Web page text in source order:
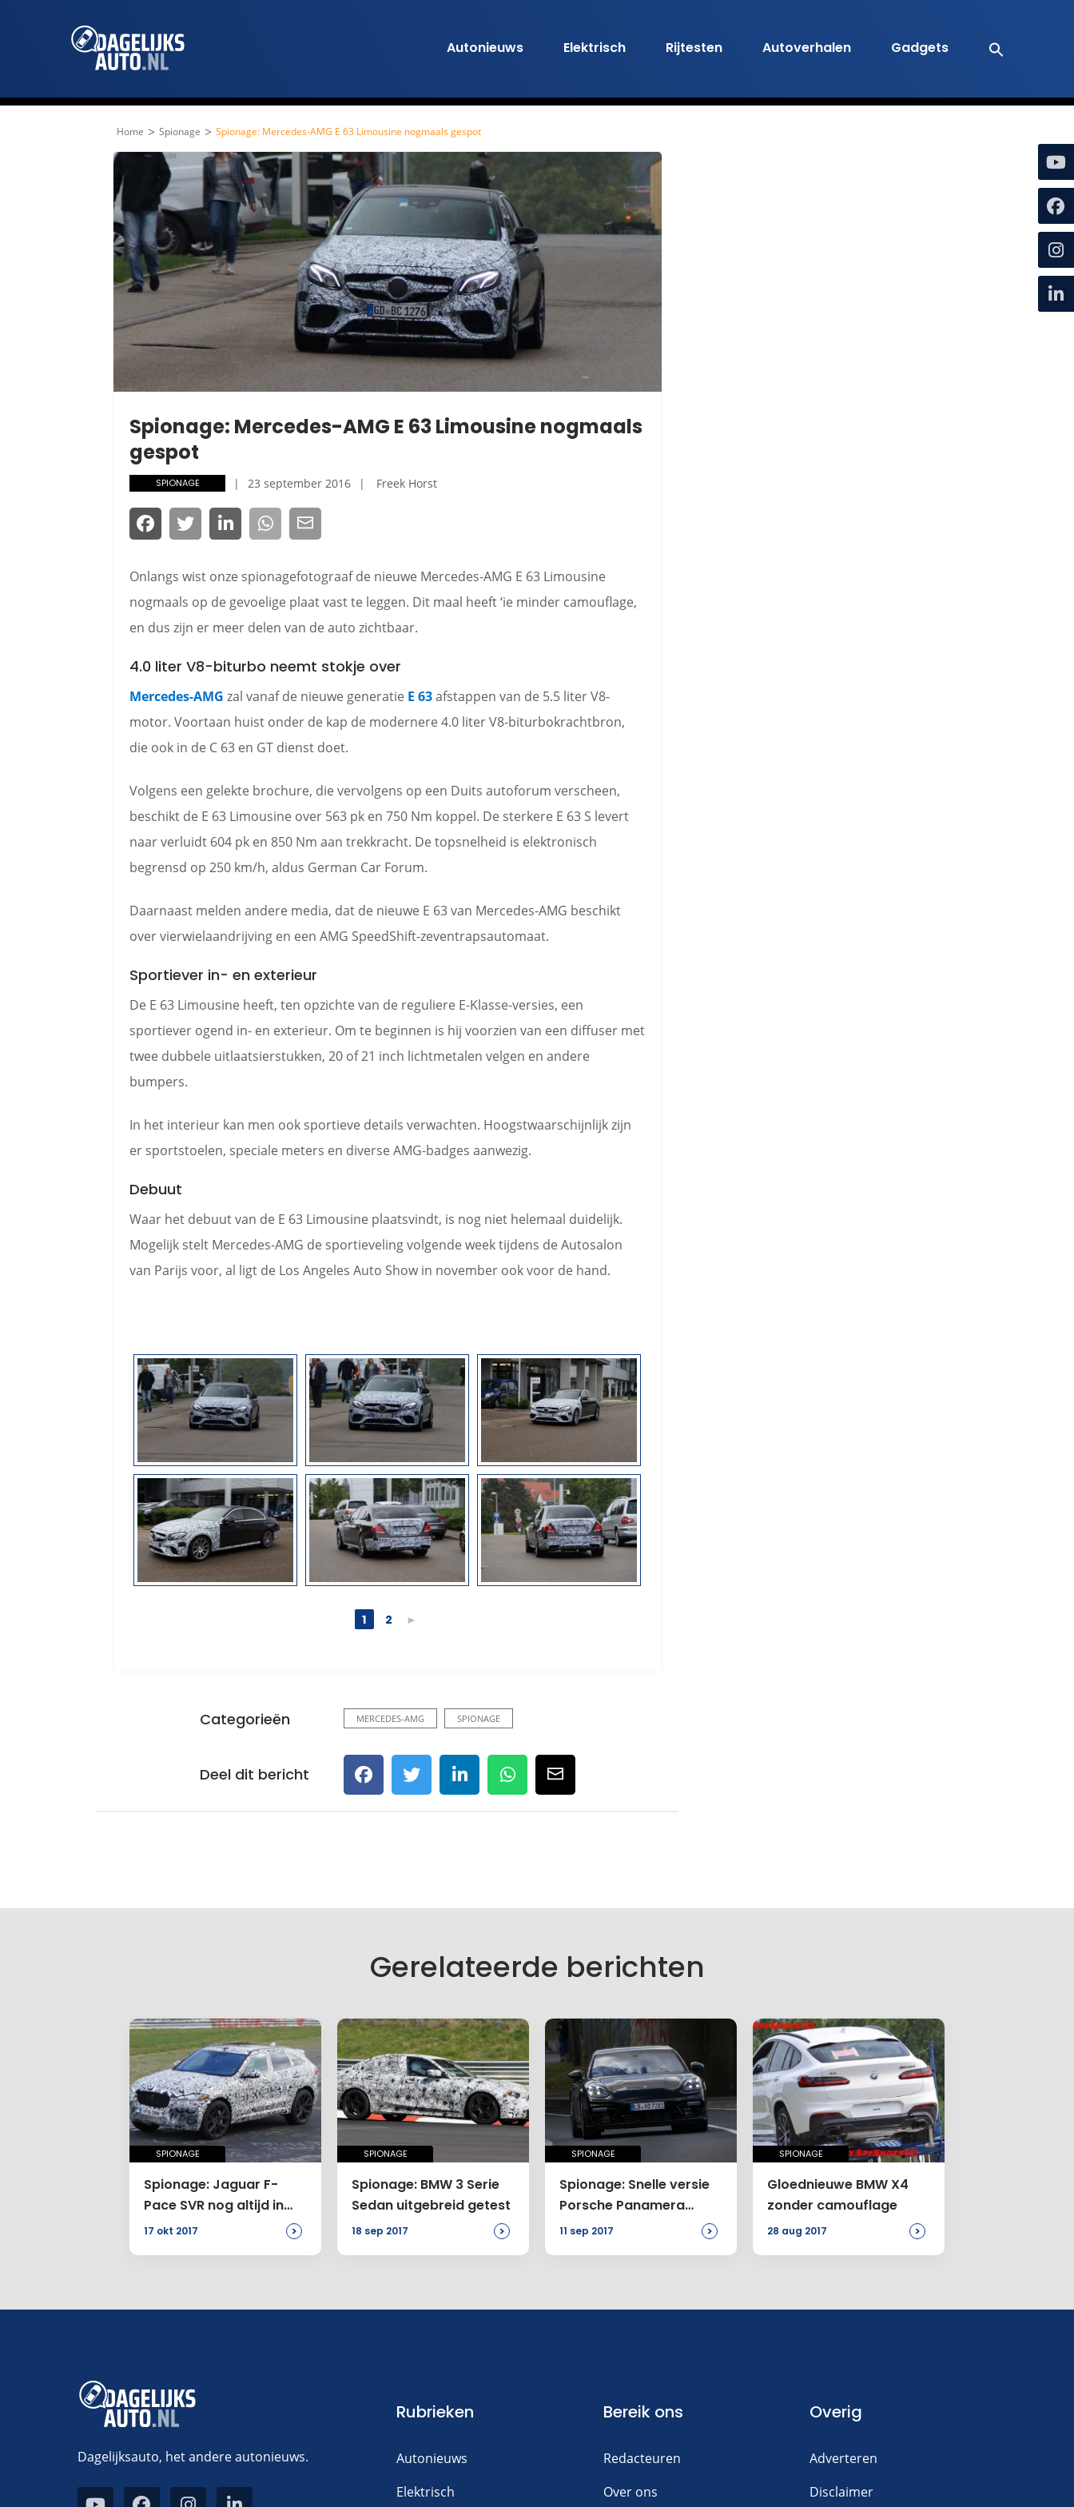
Autonieuws Elektrisch Rijtesten Autoverhalen Gadgets
Home > Spionage > Spionage: Mercedes-AMG E 63 Limousine nogmaals gespot
Spionage: Mercedes-AMG E 63 Limousine nogmaals
gespot
SPIONAGE 23 september 2016 Freek Horst
Onlangs wist onze spionagefotograaf de nieuwe Mercedes-AMG E 63 Limousine
nogmaals op de gevoelige plaat vast te leggen. Dit maal heeft ‘ie minder camouflage,
en dus zijn er meer delen van de auto zichtbaar.
4.0 liter V8-biturbo neemt stokje over
Mercedes-AMG zal vanaf de nieuwe generatie E 63afstappen van de 5.5 liter V8-
motor. Voortaan huist onder de kap de modernere 4.0 liter V8-biturbokrachtbron,
die ook in de C 63 en GT dienst doet.
Volgens een gelekte brochure, die vervolgens op een Duits autoforum verscheen,
beschikt de E 63 Limousine over 563 pk en 750 Nm koppel. De sterkere E 63 S levert
naar verluidt 604 pk en 850 Nm aan trekkracht. De topsnelheid is elektronisch
begrensd op 250 km/h, aldus German Car Forum.
Daarnaast melden andere media, dat de nieuwe E 63 van Mercedes-AMG beschikt
over vierwielaandrijving en een AMG SpeedShift-zeventrapsautomaat.
Sportiever in- en exterieur
De E 63 Limousine heeft, ten opzichte van de reguliere E-Klasse-versies, een
sportiever ogend in- en exterieur. Om te beginnen is hij voorzien van een diffuser met
twee dubbele uitlaatsierstukken, 20 of 21 inch lichtmetalen velgen en andere
bumpers.
In het interieur kan men ook sportieve details verwachten. Hoogstwaarschijnlijk zijn
er sportstoelen, speciale meters en diverse AMG-badges aanwezig.
Debuut
Waar het debuut van de E 63 Limousine plaatsvindt, is nog niet helemaal duidelijk.
Mogelijk stelt Mercedes-AMG de sportieveling volgende week tijdens de Autosalon
van Parijs voor, al ligt de Los Angeles Auto Show in november ook voor de hand.
1 2 ►
Categorieën MERCEDES-AMG SPIONAGE
Deel dit bericht
Gerelateerde berichten
SPIONAGE
Spionage: Jaguar F-
Pace SVR nog altijd in
ontwikkeling
17 okt 2017 >
SPIONAGE
Spionage: BMW 3 Serie
Sedan uitgebreid getest
18 sep 2017 >
SPIONAGE
Spionage: Snelle versie
Porsche Panamera
Sport Turismo
11 sep 2017 >
SPIONAGE
Gloednieuwe BMW X4
zonder camouflage
28 aug 2017 >
Dagelijksauto, het andere autonieuws.
Rubrieken
Autonieuws
Elektrisch
Bereik ons
Redacteuren
Over ons
Overig
Adverteren
Disclaimer